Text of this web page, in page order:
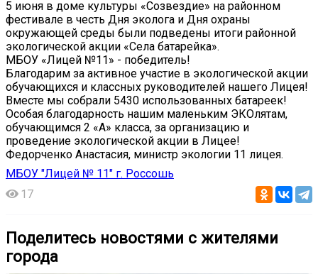
5 июня в доме культуры «Созвездие» на районном
фестивале в честь Дня эколога и Дня охраны
окружающей среды были подведены итоги районной
экологической акции «Села батарейка».
МБОУ «Лицей №11» - победитель!
Благодарим за активное участие в экологической акции
обучающихся и классных руководителей нашего Лицея!
Вместе мы собрали 5430 использованных батареек!
Особая благодарность нашим маленьким ЭКОлятам,
обучающимся 2 «А» класса, за организацию и
проведение экологической акции в Лицее!
Федорченко Анастасия, министр экологии 11 лицея.
МБОУ "Лицей № 11" г. Россошь
17
Поделитесь новостями с жителями
города